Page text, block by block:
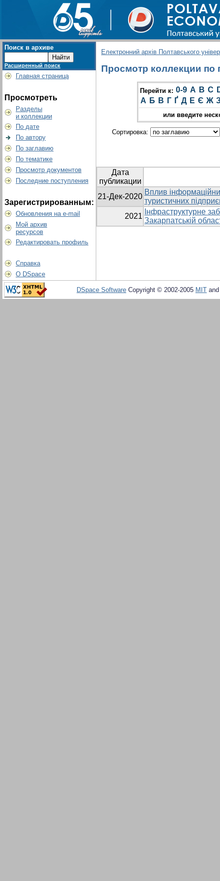
Поиск в архиве
Расширенный поиск
Главная страница
Просмотреть
Разделы
и коллекции
По дате
По автору
По заглавию
По тематике
Просмотр документов
Последние поступления
Зарегистрированным:
Обновления на e-mail
Мой архив
ресурсов
Редактировать профиль
Справка
О DSpace
Електронний архів Полтавського
Просмотр коллекции по
Перейти к: 0-9 A B C
А Б В Г Ґ Д Е Є Ж
или введите
Сортировка:
Дата
публикации
21-Дек-2020
Вплив
туристичних
2021
Інфраструктурне
Закарпатській
DSpace Software Copyright © 2002-2005 MIT